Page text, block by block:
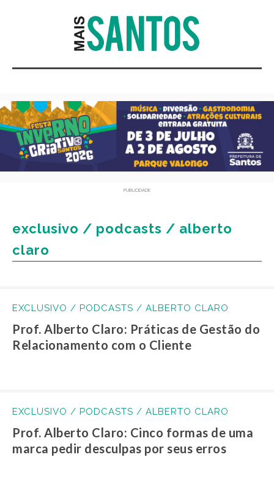
PUBLICIDADE
exclusivo / podcasts / alberto
claro
EXCLUSIVO / PODCASTS / ALBERTO CLARO
Prof. Alberto Claro: Práticas de Gestão do
Relacionamento com o Cliente
EXCLUSIVO / PODCASTS / ALBERTO CLARO
Prof. Alberto Claro: Cinco formas de uma
marca pedir desculpas por seus erros